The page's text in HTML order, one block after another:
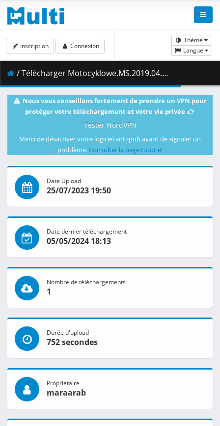
Thème
Langue
Inscription Connexion
/ Télécharger Motocyklowe.MS.2019.04.Grand.Prix.Hiszpanii.Rozgrzewka.w.klasie.MotoGP.05.05.2019.1080i.PL.HDTV.maraarab.ts ( 1.14 GB )
Nous vous conseillons fortement de prendre un VPN pour
protéger votre téléchargement et votre vie privée
Tester NordVPN
Merci de désactiver votre logiciel anti-pub avant de signaler un
problème. Consulter la page tutoriel
Date Upload
25/07/2023 19:50
Date dernier téléchargement
05/05/2024 18:13
Nombre de téléchargements
1
Durée d'upload
752 secondes
Propriétaire
maraarab